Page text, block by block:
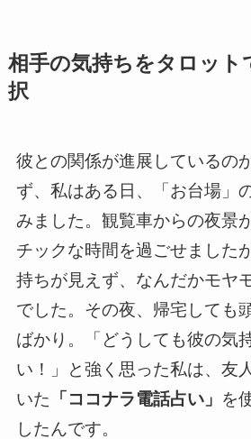
相手の気持ちをタロット
択
彼との関係が進展しているの
ず、私はある日、「お台場」
みました。観覧車からの夜景
チックな時間を過ごせました
持ちが見えず、なんだかモヤ
でした。その夜、帰宅しても
ばかり。「どうしても彼の気
い！」と強く思った私は、友
いた 「ココナラ電話占い」 を
したんです。